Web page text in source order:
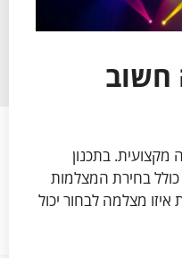
חשוב
מקצועית. בתכנון
בחירת המצלמות
איזו מצלמה לבחור יכול